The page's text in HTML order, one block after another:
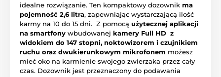
idealne rozwiązanie. Ten kompaktowy dozownik ma
pojemność 2,6 litra, zapewniając wystarczającą ilość
karmy na 10 do 15 dni. Z pomocą użytecznej aplikacji
na smartfony wbudowanej kamery Full HD z
widokiem do 147 stopni, noktowizorem i czujnikiem
ruchu oraz dwukierunkowym mikrofonem możesz
mieć oko na karmienie swojego zwierzaka przez cały
czas. Dozownik jest przeznaczony do podawania